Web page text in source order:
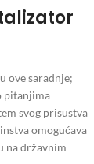
ove saradnje;
pitanjima
svog prisustva
omogućava
na državnim